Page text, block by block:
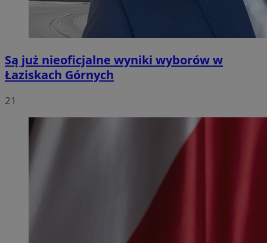
Są już nieoficjalne wyniki wyborów w
Łaziskach Górnych
21